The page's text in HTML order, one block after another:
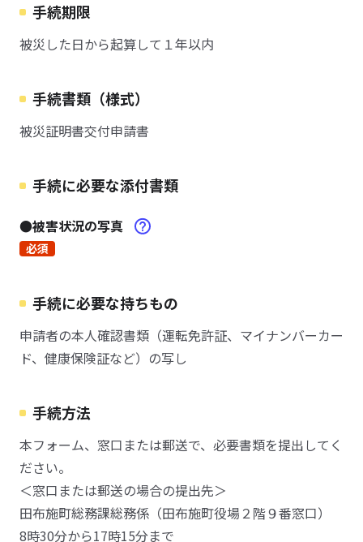
手続期限
被災した日から起算して１年以内
手続書類（様式）
被災証明書交付申請書
手続に必要な添付書類
●被害状況の写真
必須
手続に必要な持ちもの
申請者の本人確認書類（運転免許証、マイナンバーカー
ド、健康保険証など）の写し
手続方法
本フォーム、窓口または郵送で、必要書類を提出してく
ださい。
＜窓口または郵送の場合の提出先＞
田布施町総務課総務係（田布施町役場２階９番窓口）
8時30分から17時15分まで